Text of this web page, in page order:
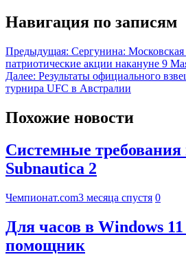
Навигация по записям
Предыдущая: Сергунина:
патриотические акции накануне 9
Далее: Результаты официального
турнира UFC в Австралии
Похожие новости
Системные
Subnautica 2
Чемпионат.com3 месяца спустя 0
Для часов в Windows
помощник